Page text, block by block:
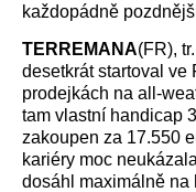
každopádně
TERREMANA(FR),
desetkrát startoval ve
prodejkách na all-
tam vlastní handicap
zakoupen za 17.550
kariéry moc
dosáhl maximálně na